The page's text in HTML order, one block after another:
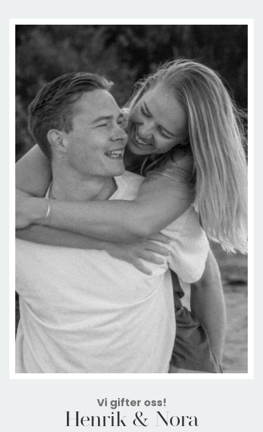
Vi gifter oss!
Henrik & Nora